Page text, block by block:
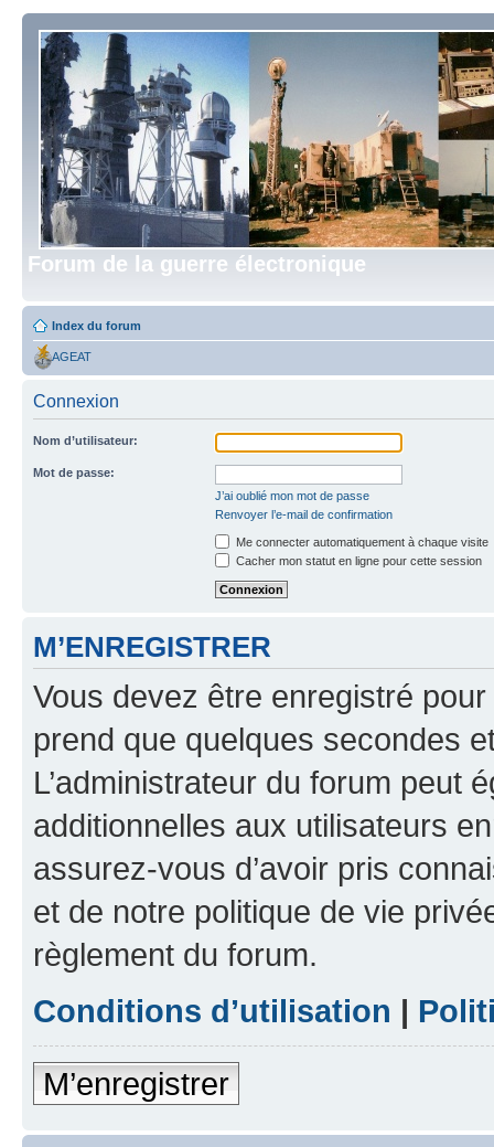
Forum de la guerre électronique
Index du forum
AGEAT
Connexion
Nom d’utilisateur:
Mot de passe:
J’ai oublié mon mot de passe
Renvoyer l’e-mail de confirmation
Me connecter automatiquement à chaque visite
Cacher mon statut en ligne pour cette session
M’ENREGISTRER
Vous devez être enregistré
prend que quelques secondes
L’administrateur du forum peut
additionnelles aux utilisateurs
assurez-vous d’avoir pris
et de notre politique de vie
règlement du forum.
Conditions d’utilisation |
M’enregistrer